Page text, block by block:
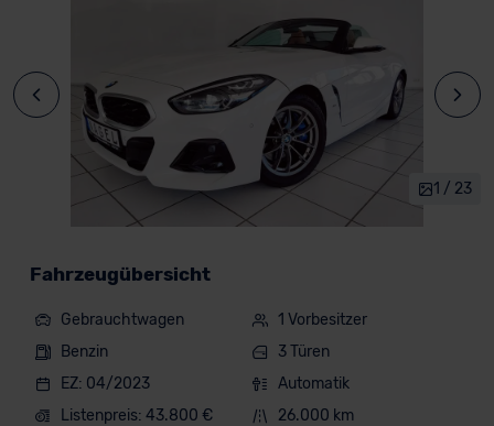
1 / 23
Fahrzeugübersicht
Gebrauchtwagen
1 Vorbesitzer
Benzin
3 Türen
EZ: 04/2023
Automatik
Listenpreis: 43.800 €
26.000 km